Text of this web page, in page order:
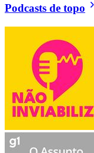
Podcasts de topo